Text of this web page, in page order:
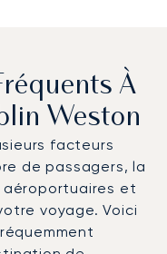
À
Weston
facteurs
de passagers, la
et
voyage. Voici